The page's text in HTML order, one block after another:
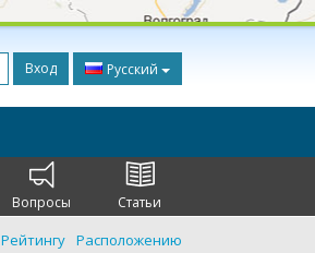
Вход Русский
Вопросы Статьи
Рейтингу Расположению